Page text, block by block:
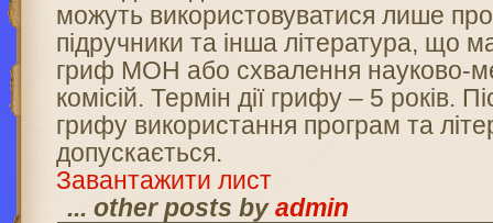
можуть використовуватися лише
підручники та інша література, що
гриф МОН або схвалення науково-
комісій. Термін дії грифу – 5 років.
грифу використання програм та
допускається.
Завантажити лист
... other posts byadmin